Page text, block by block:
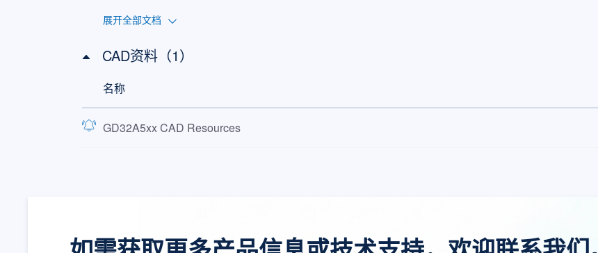
展开全部文档
CAD资料（1）
名称
GD32A5xx CAD Resources